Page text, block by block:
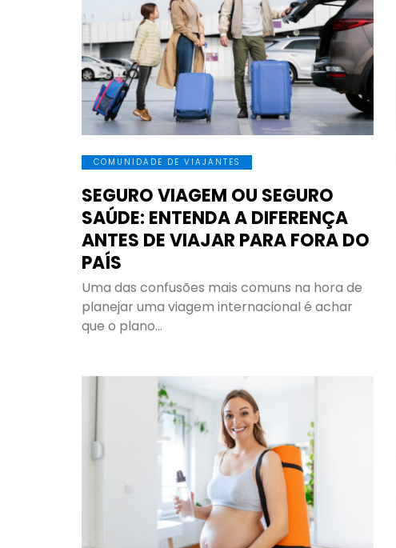
COMUNIDADE DE VIAJANTES
SEGURO VIAGEM OU SEGURO
SAÚDE: ENTENDA A DIFERENÇA
ANTES DE VIAJAR PARA FORA DO
PAÍS
Uma das confusões mais comuns na hora de
planejar uma viagem internacional é achar
que o plano…